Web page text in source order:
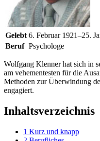
Gelebt 6. Februar 1921–25.
Beruf Psychologe
Wolfgang Klenner hat sich in
am vehementesten für die
Methoden zur Überwindung
engagiert.
Inhaltsverzeichnis
1 Kurz und knapp